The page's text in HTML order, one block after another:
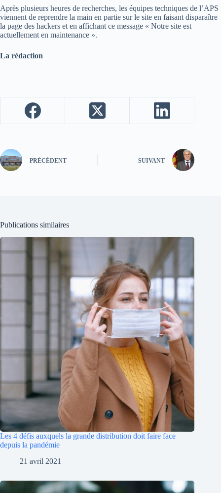
Après plusieurs heures de recherches, les équipes techniques de l’APS
viennent de reprendre la main en partie sur le site en faisant disparaître
la page des hackers et en affichant ce message « Notre site est
actuellement en maintenance ».
La rédaction
PRÉCÉDENT SUIVANT
Publications similaires
Les 4 défis auxquels la grande distribution doit faire face
depuis la pandémie
21 avril 2021